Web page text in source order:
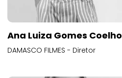
Ana Luiza Gomes Coelho
DAMASCO FILMES - Diretor